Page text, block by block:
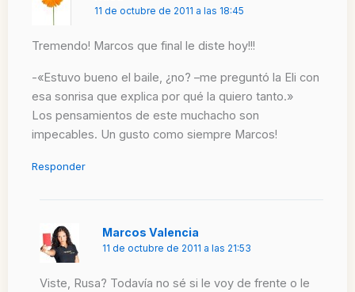
11 de octubre de 2011 a las 18:45
Tremendo! Marcos que final le diste hoy!!!
-«Estuvo bueno el baile, ¿no? –me preguntó la Eli con
esa sonrisa que explica por qué la quiero tanto.»
Los pensamientos de este muchacho son
impecables. Un gusto como siempre Marcos!
Responder
Marcos Valencia
11 de octubre de 2011 a las 21:53
Viste, Rusa? Todavía no sé si le voy de frente o le